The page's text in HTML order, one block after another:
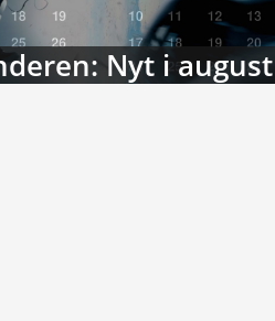
Nyt i august